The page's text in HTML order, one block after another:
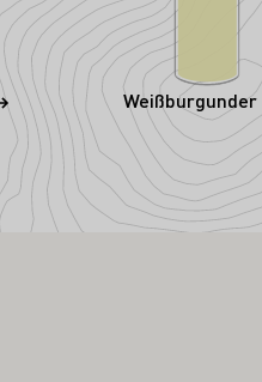
Weißburgunder